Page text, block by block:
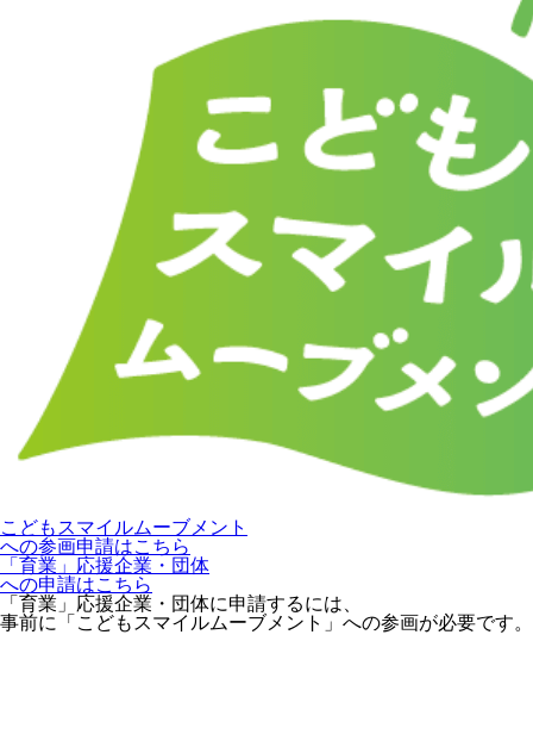
こどもスマイルムーブメント
への参画申請はこちら
「育業」応援企業・団体
への申請はこちら
「育業」応援企業・団体に申請するには、
事前に「こどもスマイルムーブメント」への参画が必要です。